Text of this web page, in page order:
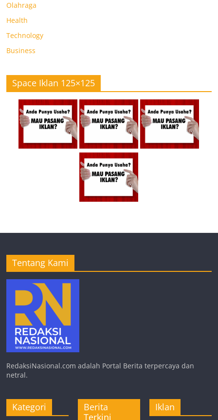
Olahraga
Health
Technology
Business
Space Iklan 125×125
Tentang Kami
RedaksiNasional.com adalah Portal Berita terpercaya dan
netral.
Kategori
Berita
Terkini
Iklan